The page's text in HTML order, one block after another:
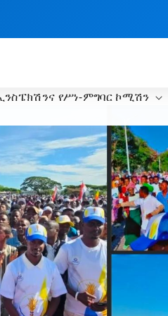
የሥነ-ምግባር ኮሚሽን